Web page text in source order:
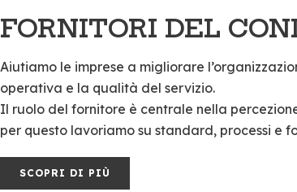
FORNITORI DEL
Aiutiamo le imprese a migliorare
operativa e la qualità del servizio.
Il ruolo del fornitore è centrale nella
per questo lavoriamo su standard, processi e
SCOPRI DI PIÙ